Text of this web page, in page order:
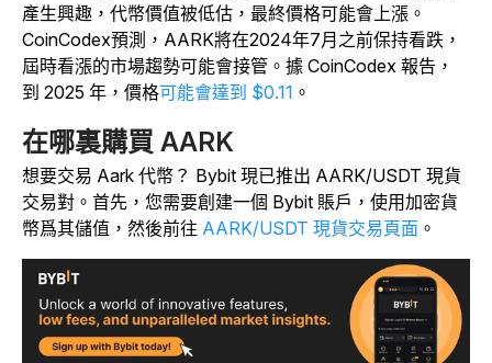
產生興趣，代幣價值被低估，最終價格可能會上漲。
CoinCodex預測，AARK將在2024年7月之前保持看跌，
屆時看漲的市場趨勢可能會接管。據 CoinCodex 報告，
到 2025 年，價格可能會達到 $0.11 。
在哪裏購買 AARK
想要交易 Aark 代幣？ Bybit 現已推出 AARK/USDT 現貨
交易對。首先，您需要創建一個 Bybit 賬戶，使用加密貨
幣爲其儲值，然後前往 AARK/USDT 現貨交易頁面 。